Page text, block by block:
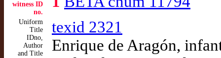
witness ID
no.
Uniform
Title
IDno,
Author
and Title
texid 2321
Enrique de Aragón,